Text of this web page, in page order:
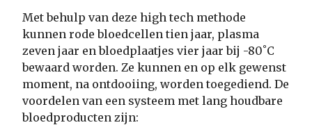
Met behulp van deze high tech methode
kunnen rode bloedcellen tien jaar, plasma
zeven jaar en bloedplaatjes vier jaar bij -80˚C
bewaard worden. Ze kunnen en op elk gewenst
moment, na ontdooiing, worden toegediend. De
voordelen van een systeem met lang houdbare
bloedproducten zijn: